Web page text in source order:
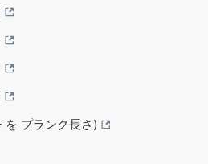
を プランク長さ)